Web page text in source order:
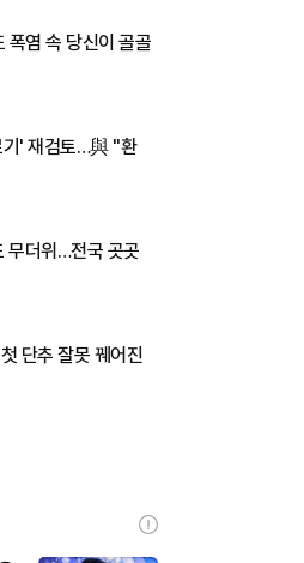
염 속 당신이 골골
기' 재검토…與 "환
무더위…전국 곳곳